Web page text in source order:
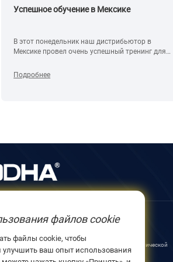
Успешное обучение в Мексике
В этот понедельник наш дистрибьютор в
Мексике провел очень успешный тренинг для
ниже. Иногда клиенты сравнивают только цену,
Подробнее
Продукты
Оборудование для механической
обработки на месте
файлов cookie
файлы cookie, чтобы
улучшить ваш опыт использования